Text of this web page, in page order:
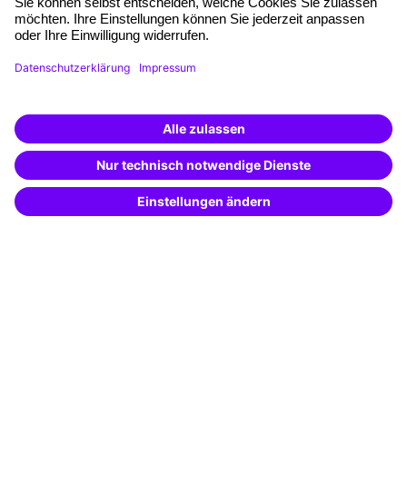
Planung und Locations
Fördermöglichkeiten
Weiterbildungs-App
Besondere Angebote
Potenzialanalyse
Transfercoaching
Weiterbildung finden -
mit KI-Power!
Beschreibe was du suchst und erhalte
passende Weiterbildungen vomKI-Berater
– schnell und treffsicher.